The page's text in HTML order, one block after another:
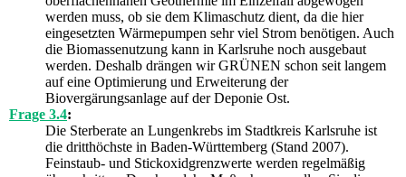
werden muss, ob sie dem Klimaschutz dient, da die hier
eingesetzten Wärmepumpen sehr viel Strom benötigen. Auch
die Biomassenutzung kann in Karlsruhe noch ausgebaut
werden. Deshalb drängen wir GRÜNEN schon seit langem
auf eine Optimierung und Erweiterung der
Biovergärungsanlage auf der Deponie Ost.
Frage 3.4:
Die Sterberate an Lungenkrebs im Stadtkreis Karlsruhe ist
die dritthöchste in Baden-Württemberg (Stand 2007).
Feinstaub- und Stickoxidgrenzwerte werden regelmäßig